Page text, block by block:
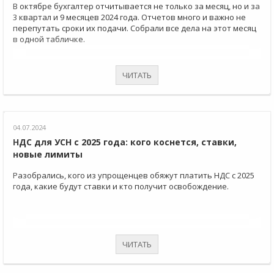
В октябре бухгалтер отчитывается не только за месяц, но и за
3 квартал и 9 месяцев 2024 года. Отчетов много и важно не
перепутать сроки их подачи. Собрали все дела на этот месяц
в одной табличке.
ЧИТАТЬ
04.07.2024
НДС для УСН с 2025 года: кого коснется, ставки,
новые лимиты
Разобрались, кого из упрощенцев обяжут платить НДС с 2025
года, какие будут ставки и кто получит освобождение.
ЧИТАТЬ